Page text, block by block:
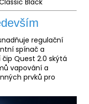
regulační
spínač a
Quest 2.0 skýtá
vapování a
prvků pro